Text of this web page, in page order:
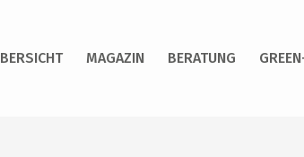
MAGAZIN BERATUNG